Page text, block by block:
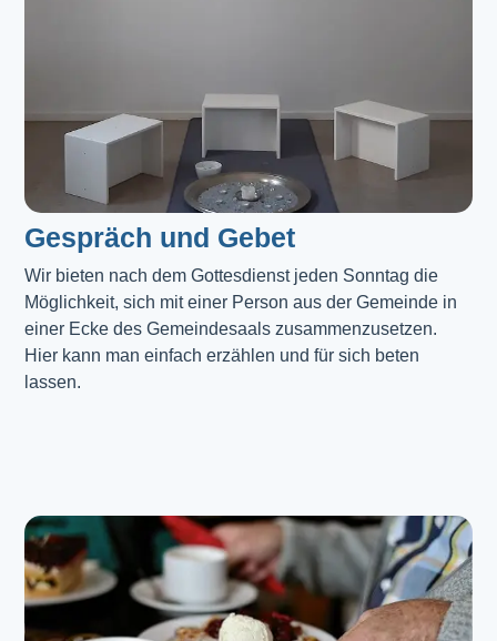
Gespräch und Gebet
Wir bieten nach dem Gottesdienst jeden Sonntag die
Möglichkeit, sich mit einer Person aus der Gemeinde in
einer Ecke des Gemeindesaals zusammenzusetzen.
Hier kann man einfach erzählen und für sich beten
lassen.